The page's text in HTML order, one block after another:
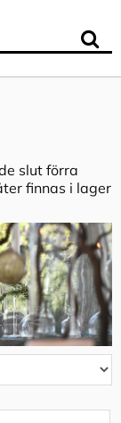
slut förra
finnas i lager